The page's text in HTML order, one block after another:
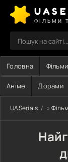
ФІЛЬМИ
Головна Фільми
Аніме Дорами
UASerials »